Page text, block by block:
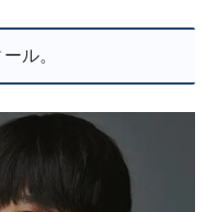
ル。